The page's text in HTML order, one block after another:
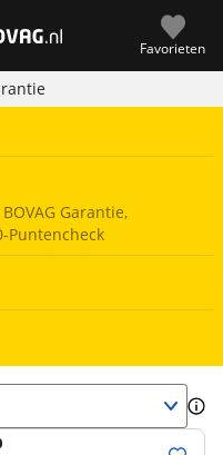
Favorieten
Garantie,
Puntencheck